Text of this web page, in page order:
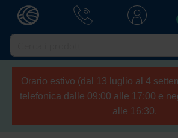
Orario estivo (dal 13 luglio al 4
telefonica dalle 09:00 alle 17:00 e
alle 16:30.